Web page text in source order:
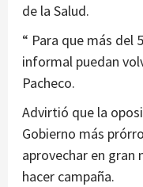
de la Salud.
“ Para que más del
informal puedan
Pacheco.
Advirtió que la
Gobierno más
aprovechar en
hacer campaña.